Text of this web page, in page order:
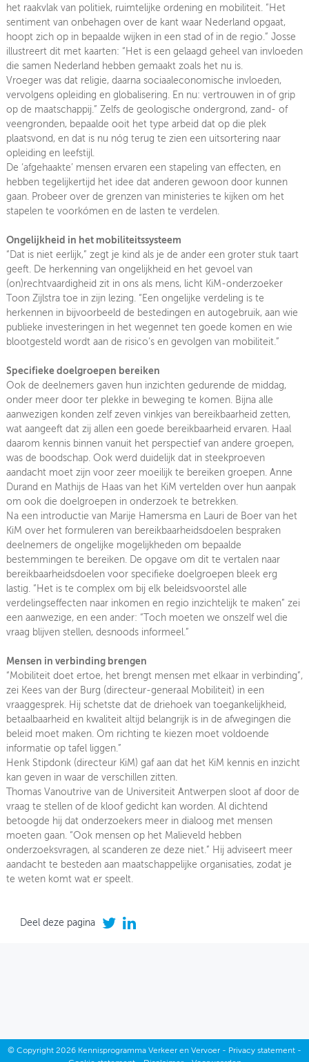
het raakvlak van politiek, ruimtelijke ordening en mobiliteit. “Het
sentiment van onbehagen over de kant waar Nederland opgaat,
hoopt zich op in bepaalde wijken in een stad of in de regio.” Josse
illustreert dit met kaarten: “Het is een gelaagd geheel van invloeden
die samen Nederland hebben gemaakt zoals het nu is.
Vroeger was dat religie, daarna sociaaleconomische invloeden,
vervolgens opleiding en globalisering. En nu: vertrouwen in of grip
op de maatschappij.” Zelfs de geologische ondergrond, zand- of
veengronden, bepaalde ooit het type arbeid dat op die plek
plaatsvond, en dat is nu nóg terug te zien een uitsortering naar
opleiding en leefstijl.
De ‘afgehaakte’ mensen ervaren een stapeling van effecten, en
hebben tegelijkertijd het idee dat anderen gewoon door kunnen
gaan. Probeer over de grenzen van ministeries te kijken om het
stapelen te voorkómen en de lasten te verdelen.
Ongelijkheid in het mobiliteitssysteem
“Dat is niet eerlijk,” zegt je kind als je de ander een groter stuk taart
geeft. De herkenning van ongelijkheid en het gevoel van
(on)rechtvaardigheid zit in ons als mens, licht KiM-onderzoeker
Toon Zijlstra toe in zijn lezing. “Een ongelijke verdeling is te
herkennen in bijvoorbeeld de bestedingen en autogebruik, aan wie
publieke investeringen in het wegennet ten goede komen en wie
blootgesteld wordt aan de risico’s en gevolgen van mobiliteit.”
Specifieke doelgroepen bereiken
Ook de deelnemers gaven hun inzichten gedurende de middag,
onder meer door ter plekke in beweging te komen. Bijna alle
aanwezigen konden zelf zeven vinkjes van bereikbaarheid zetten,
wat aangeeft dat zij allen een goede bereikbaarheid ervaren. Haal
daarom kennis binnen vanuit het perspectief van andere groepen,
was de boodschap. Ook werd duidelijk dat in steekproeven
aandacht moet zijn voor zeer moeilijk te bereiken groepen. Anne
Durand en Mathijs de Haas van het KiM vertelden over hun aanpak
om ook die doelgroepen in onderzoek te betrekken.
Na een introductie van Marije Hamersma en Lauri de Boer van het
KiM over het formuleren van bereikbaarheidsdoelen bespraken
deelnemers de ongelijke mogelijkheden om bepaalde
bestemmingen te bereiken. De opgave om dit te vertalen naar
bereikbaarheidsdoelen voor specifieke doelgroepen bleek erg
lastig. “Het is te complex om bij elk beleidsvoorstel alle
verdelingseffecten naar inkomen en regio inzichtelijk te maken” zei
een aanwezige, en een ander: “Toch moeten we onszelf wel die
vraag blijven stellen, desnoods informeel.”
Mensen in verbinding brengen
“Mobiliteit doet ertoe, het brengt mensen met elkaar in verbinding”,
zei Kees van der Burg (directeur-generaal Mobiliteit) in een
vraaggesprek. Hij schetste dat de driehoek van toegankelijkheid,
betaalbaarheid en kwaliteit altijd belangrijk is in de afwegingen die
beleid moet maken. Om richting te kiezen moet voldoende
informatie op tafel liggen.”
Henk Stipdonk (directeur KiM) gaf aan dat het KiM kennis en inzicht
kan geven in waar de verschillen zitten.
Thomas Vanoutrive van de Universiteit Antwerpen sloot af door de
vraag te stellen of de kloof gedicht kan worden. Al dichtend
betoogde hij dat onderzoekers meer in dialoog met mensen
moeten gaan. “Ook mensen op het Malieveld hebben
onderzoeksvragen, al scanderen ze deze niet.” Hij adviseert meer
aandacht te besteden aan maatschappelijke organisaties, zodat je
te weten komt wat er speelt.
Deel deze pagina
© Copyright 2026 Kennisprogramma Verkeer en Vervoer - Privacy statement -